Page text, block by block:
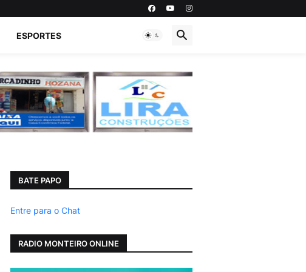
ESPORTES
BATE PAPO
Entre para o Chat
RADIO MONTEIRO ONLINE